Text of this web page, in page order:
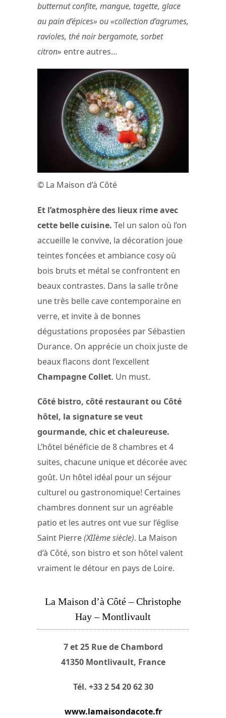
butternut confite, mangue, tagette, glace
au pain d’épices» ou «collection d’agrumes,
ravioles, thé noir bergamote, sorbet
citron» entre autres…
© La Maison d’à Côté
Et l’atmosphère des lieux rime avec
cette belle cuisine. Tel un salon où l’on
accueille le convive, la décoration joue
teintes foncées et ambiance cosy où
bois bruts et métal se confrontent en
beaux contrastes. Dans la salle trône
une très belle cave contemporaine en
verre, et invite à de bonnes
dégustations proposées par Sébastien
Durance. On apprécie un choix juste de
beaux flacons dont l’excellent
Champagne Collet. Un must.
Côté bistro, côté restaurant ou Côté
hôtel, la signature se veut
gourmande, chic et chaleureuse.
L’hôtel bénéficie de 8 chambres et 4
suites, chacune unique et décorée avec
goût. Un hôtel idéal pour un séjour
culturel ou gastronomique! Certaines
chambres donnent sur un agréable
patio et les autres ont vue sur l’église
Saint Pierre(XIIème siècle). La Maison
d’à Côté, son bistro et son hôtel valent
vraiment le détour en pays de Loire.
La Maison d’à Côté – Christophe
Hay – Montlivault
7 et 25 Rue de Chambord
41350 Montlivault, France
Tél. +33 2 54 20 62 30
www.lamaisondacote.fr